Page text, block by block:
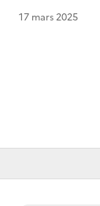
17 mars 2025